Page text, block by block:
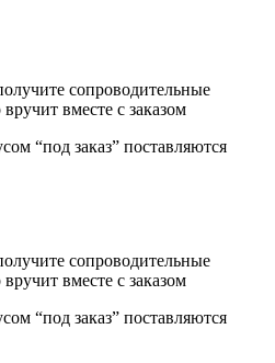
сопроводительные
вместе с заказом
“под заказ” поставляются
сопроводительные
вместе с заказом
“под заказ” поставляются